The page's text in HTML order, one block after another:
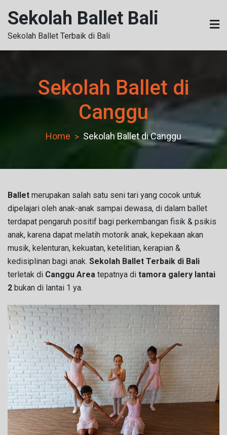
content
Sekolah Ballet Bali
Sekolah Ballet Terbaik di Bali
Sekolah Ballet di
Canggu
Home Sekolah Ballet di Canggu
Ballet merupakan salah satu seni tari yang cocok untuk
dipelajari oleh anak-anak sampai dewasa, di dalam ballet
terdapat pengaruh positif bagi perkembangan fisik & psikis
anak, karena dapat melatih motorik anak, kepekaan akan
musik, kelenturan, kekuatan, ketelitian, kerapian &
kedisiplinan bagi anak. Sekolah Ballet Terbaik di Bali
terletak di Canggu Area tepatnya di tamora galery lantai
2 bukan di lantai 1 ya.